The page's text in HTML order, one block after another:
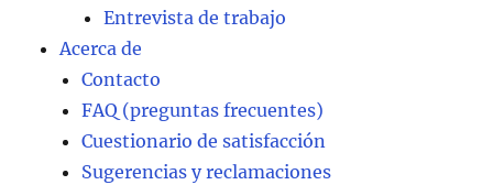
Entrevista de trabajo
Acerca de
Contacto
FAQ (preguntas frecuentes)
Cuestionario de satisfacción
Sugerencias y reclamaciones